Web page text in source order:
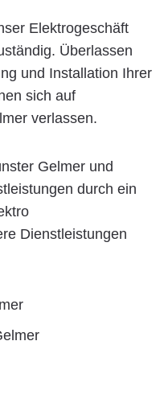
Elektrogeschäft
Überlassen
und Installation Ihrer
sich auf
verlassen.
Gelmer und
durch ein
Dienstleistungen